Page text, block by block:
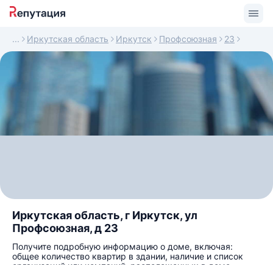
Иркутская область Иркутск Профсоюзная 23
Иркутская область, г Иркутск, ул
Профсоюзная, д 23
Получите подробную информацию о доме, включая:
общее количество квартир в здании, наличие и список